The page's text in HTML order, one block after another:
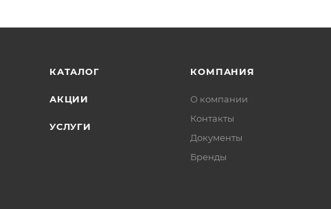
КАТАЛОГ
АКЦИИ
УСЛУГИ
КОМПАНИЯ
О компании
Контакты
Документы
Бренды